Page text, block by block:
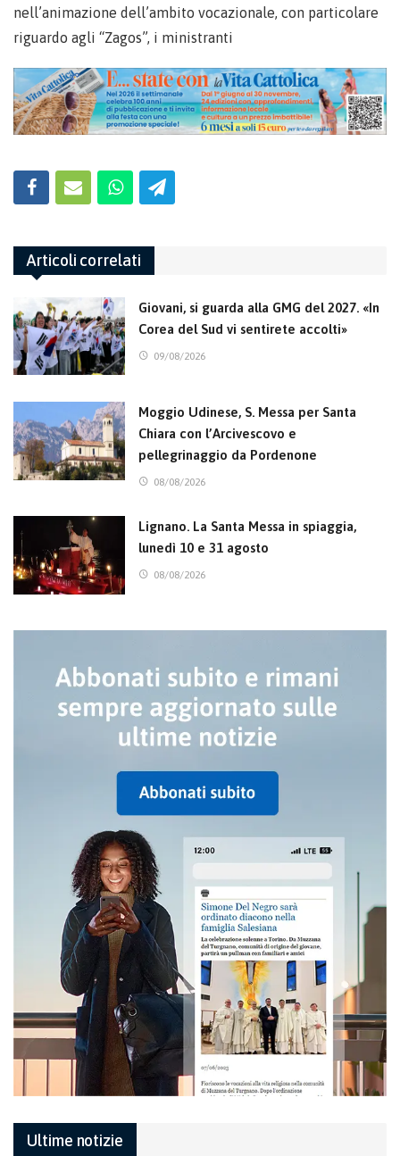
nell’animazione dell’ambito vocazionale, con particolare
riguardo agli “Zagos”, i ministranti
Articoli correlati
Giovani, si guarda alla GMG del 2027. «In
Corea del Sud vi sentirete accolti»
09/08/2026
Moggio Udinese, S. Messa per Santa
Chiara con l’Arcivescovo e
pellegrinaggio da Pordenone
08/08/2026
Lignano. La Santa Messa in spiaggia,
lunedì 10 e 31 agosto
08/08/2026
Ultime notizie